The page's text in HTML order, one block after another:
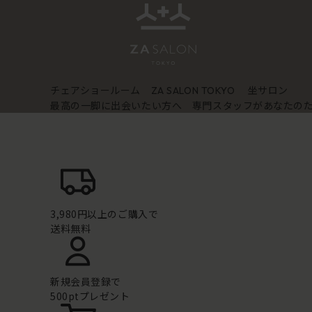
チェアショールーム ZA SALON TOKYO
坐サロン
最高の一脚に出会いたい方へ 専門スタッフがあなたの
3,980円以上のご購入で
送料無料
新規会員登録で
500ptプレゼント